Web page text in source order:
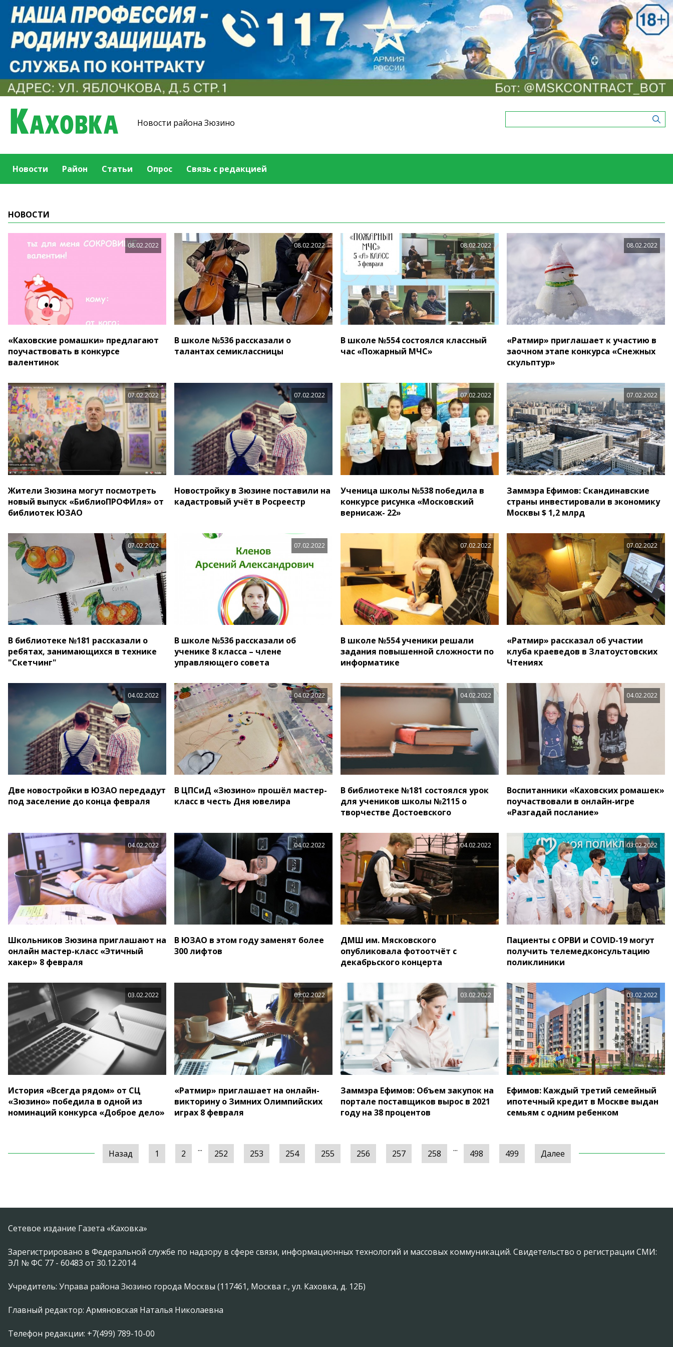
Новости района Зюзино
Новости Район Статьи Опрос Связь с редакцией
НОВОСТИ
08.02.2022
«Каховские ромашки» предлагают
поучаствовать в конкурсе
валентинок
08.02.2022
В школе №536 рассказали о
талантах семиклассницы
08.02.2022
В школе №554 состоялся классный
час «Пожарный МЧС»
08.02.2022
«Ратмир» приглашает к участию в
заочном этапе конкурса «Снежных
скульптур»
07.02.2022
Жители Зюзина могут посмотреть
новый выпуск «БиблиоПРОФИля» от
библиотек ЮЗАО
07.02.2022
Новостройку в Зюзине поставили на
кадастровый учёт в Росреестр
07.02.2022
Ученица школы №538 победила в
конкурсе рисунка «Московский
вернисаж- 22»
07.02.2022
Заммэра Ефимов: Скандинавские
страны инвестировали в экономику
Москвы $ 1,2 млрд
07.02.2022
В библиотеке №181 рассказали о
ребятах, занимающихся в технике
"Скетчинг"
07.02.2022
В школе №536 рассказали об
ученике 8 класса – члене
управляющего совета
07.02.2022
В школе №554 ученики решали
задания повышенной сложности по
информатике
07.02.2022
«Ратмир» рассказал об участии
клуба краеведов в Златоустовских
Чтениях
04.02.2022
Две новостройки в ЮЗАО передадут
под заселение до конца февраля
04.02.2022
В ЦПСиД «Зюзино» прошёл мастер-
класс в честь Дня ювелира
04.02.2022
В библиотеке №181 состоялся урок
для учеников школы №2115 о
творчестве Достоевского
04.02.2022
Воспитанники «Каховских ромашек»
поучаствовали в онлайн-игре
«Разгадай послание»
04.02.2022
Школьников Зюзина приглашают на
онлайн мастер-класс «Этичный
хакер» 8 февраля
04.02.2022
В ЮЗАО в этом году заменят более
300 лифтов
04.02.2022
ДМШ им. Мясковского
опубликовала фотоотчёт с
декабрьского концерта
03.02.2022
Пациенты с ОРВИ и COVID-19 могут
получить телемедконсультацию
поликлиники
03.02.2022
История «Всегда рядом» от СЦ
«Зюзино» победила в одной из
номинаций конкурса «Доброе дело»
03.02.2022
«Ратмир» приглашает на онлайн-
викторину о Зимних Олимпийских
играх 8 февраля
03.02.2022
Заммэра Ефимов: Объем закупок на
портале поставщиков вырос в 2021
году на 38 процентов
03.02.2022
Ефимов: Каждый третий семейный
ипотечный кредит в Москве выдан
семьям с одним ребенком
Назад 1 2 ... 252 253 254 255 256 257 258 ... 498 499 Далее
Сетевое издание Газета «Каховка»
Зарегистрировано в Федеральной службе по надзору в сфере связи, информационных технологий и массовых коммуникаций. Свидетельство о регистрации СМИ:
ЭЛ № ФС 77 - 60483 от 30.12.2014
Учредитель: Управа района Зюзино города Москвы (117461, Москва г., ул. Каховка, д. 12Б)
Главный редактор: Армяновская Наталья Николаевна
Телефон редакции: +7(499) 789-10-00